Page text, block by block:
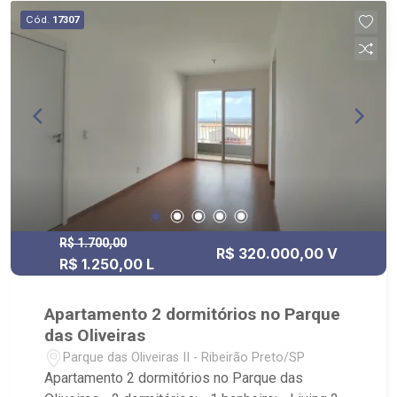
Cód. 17307
R$ 1.700,00
R$ 1.250,00 L
R$ 320.000,00 V
Apartamento 2 dormitórios no Parque
das Oliveiras
Parque das Oliveiras II - Ribeirão Preto/SP
Apartamento 2 dormitórios no Parque das